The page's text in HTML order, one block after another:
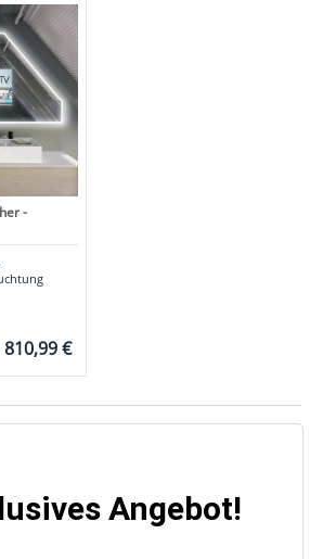
-
810,99 €
Angebot!